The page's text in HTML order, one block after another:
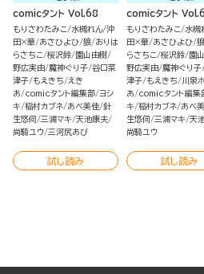
comicタント Vol.68
もりさわたみこ 水槻れん 沖
田×華 あさひよひ 狼 おりは
らさちこ 桜沢鈴 園山由樹
野広実由 魔神ぐり子 谷口菜
津子 もえきち
えき
あ
comicタント編集部 ヨシ
キ 稲村カブネ あべ美佳 針
生悠伺 三浦マキ 天池康夫
尚騎ユウ 三河尻あび
試し読み
comicタント
もりさわたみこ 水槻
田×華 あさひよひ 狼
らさちこ 桜沢鈴 園
野広実由 魔神ぐり子
津子 もえきち 川泉
あ
comicタント編集
キ 稲村カブネ あべ
生悠伺 三浦マキ 天
尚騎ユウ
試し読み